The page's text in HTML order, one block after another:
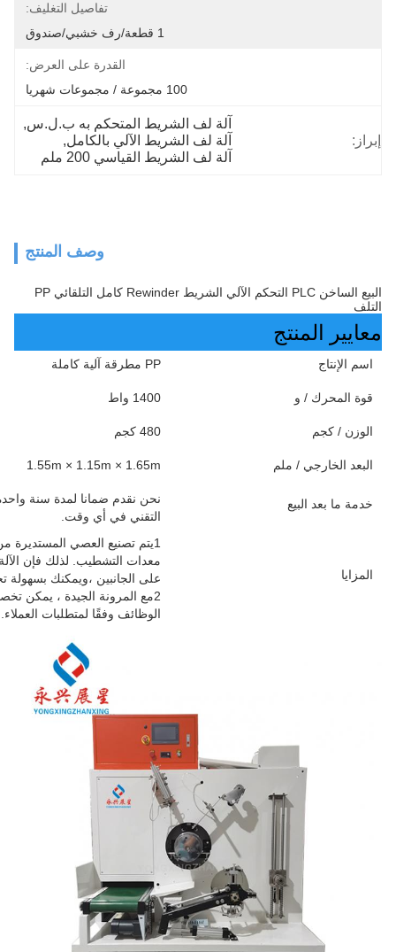
تفاصيل التغليف:
1 قطعة/رف خشبي/صندوق
القدرة على العرض:
100 مجموعة / مجموعات شهريا
إبراز:
آلة لف الشريط المتحكم به ب.ل.س,
آلة لف الشريط الآلي بالكامل,
آلة لف الشريط القياسي 200 ملم
وصف المنتج
البيع الساخن PLC التحكم الآلي الشريط Rewinder كامل التلقائي PP
التلف
معايير المنتج
اسم الإنتاج PP مطرقة آلية كاملة
قوة المحرك / و 1400 واط
الوزن / كجم 480 كجم
البعد الخارجي / ملم 1.55m × 1.15m × 1.65m
خدمة ما بعد البيع
نحن نقدم ضمانا لمدة سنة
التقني في أي وقت.
المزايا
1يتم تصنيع العصي المستديرة
معدات التشطيب. لذلك فإن
على الجانبين ،ويمكنك بسهولة
2مع المرونة الجيدة ، يمكن
الوظائف وفقًا لمتطلبات العملاء.